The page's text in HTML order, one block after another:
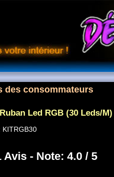
des consommateurs
Led RGB (30 Leds/
KITRGB30
Avis - Note: 4.0 / 5